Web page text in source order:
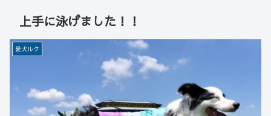
上手に泳げました！！
愛犬ルク